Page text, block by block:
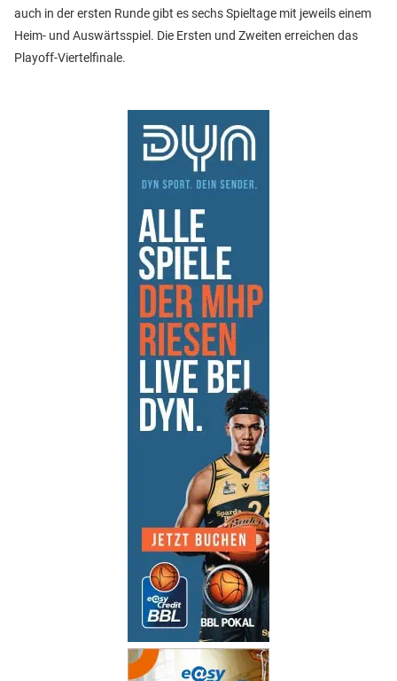
auch in der ersten Runde gibt es sechs Spieltage mit jeweils einem
Heim- und Auswärtsspiel. Die Ersten und Zweiten erreichen das
Playoff-Viertelfinale.